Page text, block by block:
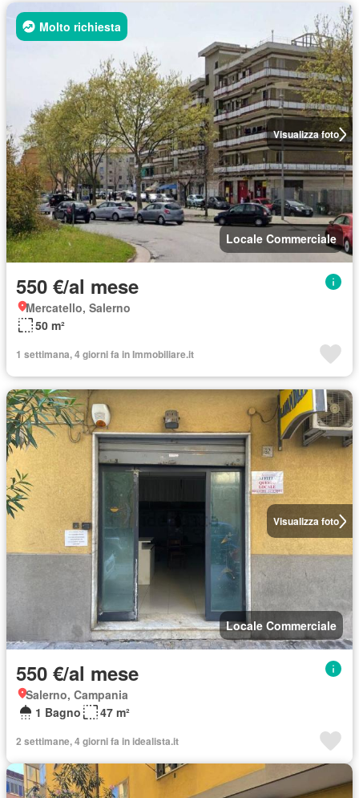
Visualizza foto
Molto richiesta
Locale Commerciale
550 €/al mese
Mercatello, Salerno
50 m²
1 settimana, 4 giorni fa in Immobiliare.it
Visualizza foto
Locale Commerciale
550 €/al mese
Salerno, Campania
1 Bagno
47 m²
2 settimane, 4 giorni fa in idealista.it